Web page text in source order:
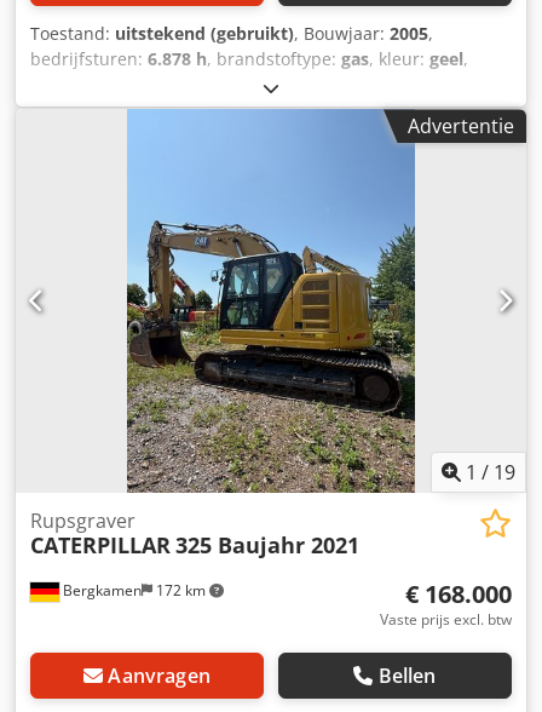
Toestand: uitstekend (gebruikt), Bouwjaar: 2005,
bedrijfsturen: 6.878 h, brandstoftype: gas, kleur: geel,
Bouwjaar: 2005 Technische staat: zeer goed Cjdpfxjzqvxbj
Ah Horf Optische staat: zeer goed Neem contact op met
Advertentie
1 / 19
Bergkamen 172 km
Rupsgraver
CATERPILLAR325 Baujahr 2021
€ 168.000
Vaste prijs excl. btw
Aanvragen Bellen